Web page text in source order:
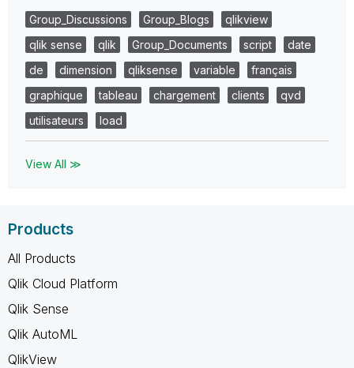
Group_Discussions Group_Blogs
qlikview
qlik sense
qlik Group_Documents script
date
de
dimension qliksense variable
français
graphique
tableau chargement clients
qvd
utilisateurs
load
View All ≫
Products
All Products
Qlik Cloud Platform
Qlik Sense
Qlik AutoML
QlikView